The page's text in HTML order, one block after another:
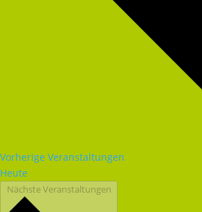
Vorherige Veranstaltungen
Heute
NächsteVeranstaltungen